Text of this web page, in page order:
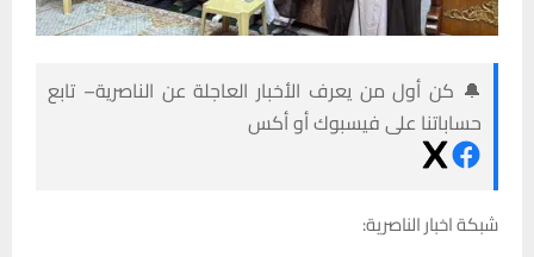
🔔 كن أول من يعرف الأخبار العاجلة عن الناصرية– تابع
حساباتنا على فيسبوك أو أكس
شبكة اخبار الناصرية: